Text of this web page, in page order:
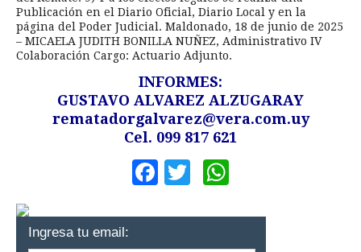
Publicación en el Diario Oficial, Diario Local y en la
página del Poder Judicial. Maldonado, 18 de junio de 2025
– MICAELA JUDITH BONILLA NUÑEZ, Administrativo IV
Colaboración Cargo: Actuario Adjunto.
INFORMES:
GUSTAVO ALVAREZ ALZUGARAY
rematadorgalvarez@vera.com.uy
Cel. 099 817 621
Facebook
Twitter
Ingresa tu email: